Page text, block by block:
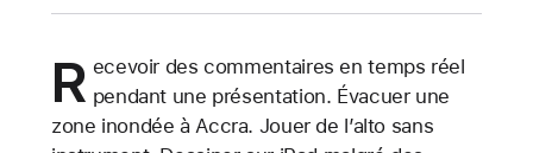
R ecevoir des commentaires en temps réel
pendant une présentation. Évacuer une
zone inondée à Accra. Jouer de l’alto sans